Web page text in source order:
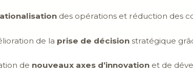
des opérations et réduction des
de la prise de décision stratégique
de nouveaux axes d’innovation et de